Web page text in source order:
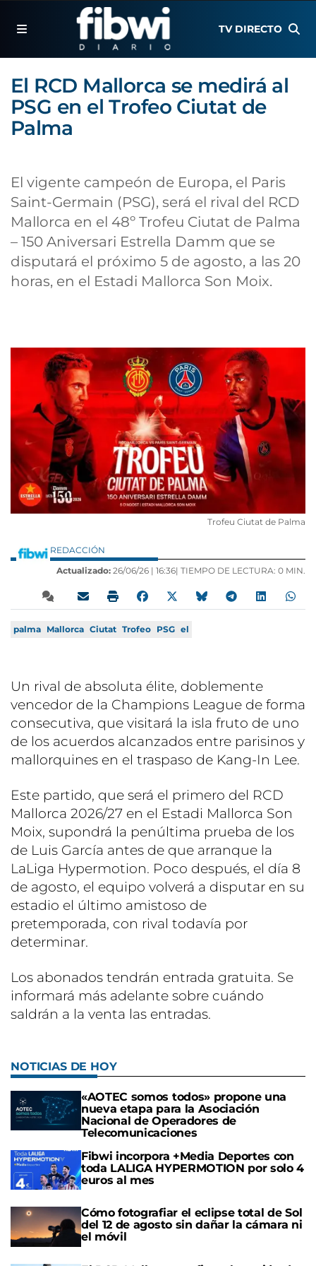
TV DIRECTO
El RCD Mallorca se medirá al
PSG en el Trofeo Ciutat de
Palma
El vigente campeón de Europa, el Paris
Saint-Germain (PSG), será el rival del RCD
Mallorca en el 48º Trofeu Ciutat de Palma
– 150 Aniversari Estrella Damm que se
disputará el próximo 5 de agosto, a las 20
horas, en el Estadi Mallorca Son Moix.
Trofeu Ciutat de Palma
REDACCIÓN
Actualizado: 26/06/26 | 16:36| TIEMPO DE LECTURA: 0 MIN.
palma Mallorca Ciutat Trofeo PSG el
Un rival de absoluta élite, doblemente
vencedor de la Champions League de forma
consecutiva, que visitará la isla fruto de uno
de los acuerdos alcanzados entre parisinos y
mallorquines en el traspaso de Kang-In Lee.
Este partido, que será el primero del RCD
Mallorca 2026/27 en el Estadi Mallorca Son
Moix, supondrá la penúltima prueba de los
de Luis García antes de que arranque la
LaLiga Hypermotion. Poco después, el día 8
de agosto, el equipo volverá a disputar en su
estadio el último amistoso de
pretemporada, con rival todavía por
determinar.
Los abonados tendrán entrada gratuita. Se
informará más adelante sobre cuándo
saldrán a la venta las entradas.
NOTICIAS DE HOY
«AOTEC somos todos» propone una
nueva etapa para la Asociación
Nacional de Operadores de
Telecomunicaciones
Fibwi incorpora +Media Deportes con
toda LALIGA HYPERMOTION por solo 4
euros al mes
Cómo fotografiar el eclipse total de Sol
del 12 de agosto sin dañar la cámara ni
el móvil